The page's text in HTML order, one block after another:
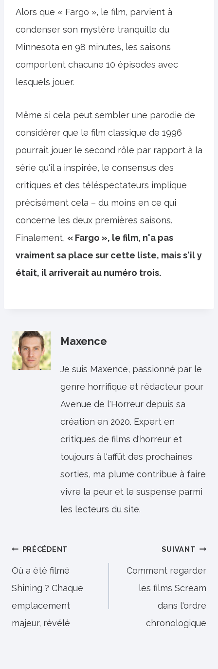
Alors que « Fargo », le film, parvient à
condenser son mystère tranquille du
Minnesota en 98 minutes, les saisons
comportent chacune 10 épisodes avec
lesquels jouer.
Même si cela peut sembler une parodie de
considérer que le film classique de 1996
pourrait jouer le second rôle par rapport à la
série qu'il a inspirée, le consensus des
critiques et des téléspectateurs implique
précisément cela – du moins en ce qui
concerne les deux premières saisons.
Finalement, « Fargo », le film, n'a pas
vraiment sa place sur cette liste, mais s'il y
était, il arriverait au numéro trois.
Maxence
Je suis Maxence, passionné par le
genre horrifique et rédacteur pour
Avenue de l'Horreur depuis sa
création en 2020. Expert en
critiques de films d'horreur et
toujours à l'affût des prochaines
sorties, ma plume contribue à faire
vivre la peur et le suspense parmi
les lecteurs du site.
Navigation
de
l’article
PRÉCÉDENT
Où a été filmé
Shining ? Chaque
emplacement
majeur, révélé
SUIVANT
Comment regarder
les films Scream
dans l'ordre
chronologique